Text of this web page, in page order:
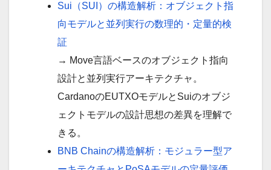
Sui（SUI）の構造解析：オブジェクト指
向モデルと並列実行の数理的・定量的検
証
→ Move言語ベースのオブジェクト指向
設計と並列実行アーキテクチャ。
CardanoのEUTXOモデルとSuiのオブジ
ェクトモデルの設計思想の差異を理解で
きる。
BNB Chainの構造解析：モジュラー型ア